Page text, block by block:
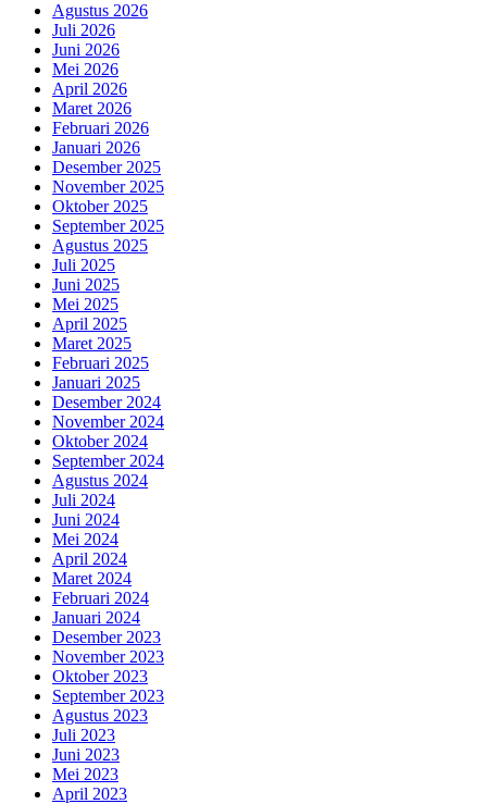
Agustus 2026
Juli 2026
Juni 2026
Mei 2026
April 2026
Maret 2026
Februari 2026
Januari 2026
Desember 2025
November 2025
Oktober 2025
September 2025
Agustus 2025
Juli 2025
Juni 2025
Mei 2025
April 2025
Maret 2025
Februari 2025
Januari 2025
Desember 2024
November 2024
Oktober 2024
September 2024
Agustus 2024
Juli 2024
Juni 2024
Mei 2024
April 2024
Maret 2024
Februari 2024
Januari 2024
Desember 2023
November 2023
Oktober 2023
September 2023
Agustus 2023
Juli 2023
Juni 2023
Mei 2023
April 2023